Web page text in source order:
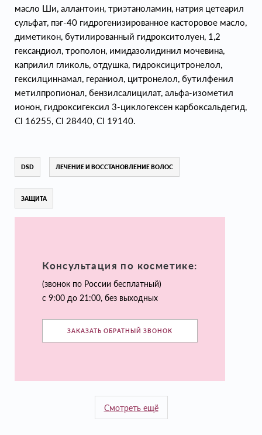
масло Ши, аллантоин, триэтаноламин, натрия цетеарил
сульфат, пэг-40 гидрогенизированное касторовое масло,
диметикон, бутилированный гидрокситолуен, 1,2
гександиол, трополон, имидазолидинил мочевина,
каприлил гликоль, отдушка, гидроксицитронелол,
гексилциннамал, гераниол, цитронелол, бутилфенил
метилпропионал, бензилсалицилат, альфа-изометил
ионон, гидроксигексил 3-циклогексен карбоксальдегид,
Cl 16255, Cl 28440, Cl 19140.
DSD ЛЕЧЕНИЕ И ВОССТАНОВЛЕНИЕ ВОЛОС
ЗАЩИТА
Консультация по косметике:
(звонок по России бесплатный)
с 9:00 до 21:00, без выходных
ЗАКАЗАТЬ ОБРАТНЫЙ ЗВОНОК
Смотреть ещё